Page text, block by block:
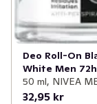
Deo Roll-On
White Men 72h
50 ml, NIVEA
32,95 kr